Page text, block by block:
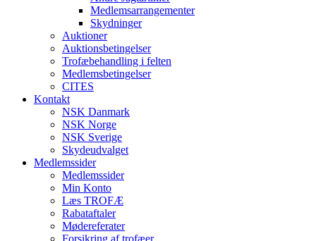
Medlemsarrangementer
Skydninger
Auktioner
Auktionsbetingelser
Trofæbehandling i felten
Medlemsbetingelser
CITES
Kontakt
NSK Danmark
NSK Norge
NSK Sverige
Skydeudvalget
Medlemssider
Medlemssider
Min Konto
Læs TROFÆ
Rabataftaler
Mødereferater
Forsikring af trofæer